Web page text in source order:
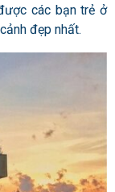
các bạn trẻ ở
đẹp nhất.